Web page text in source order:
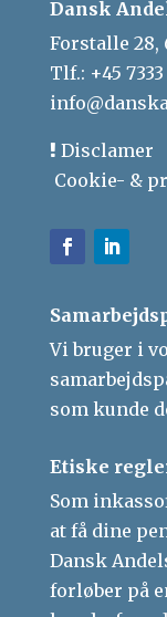
Dansk
Forstalle 28,
Tlf.: +45 7333
Disclamer
Cookie- &
Vi bruger i
som kunde
Etiske
Som
at få dine
Dansk
forløber på